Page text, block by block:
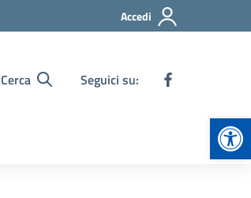
Accedi
Cerca Seguici su: